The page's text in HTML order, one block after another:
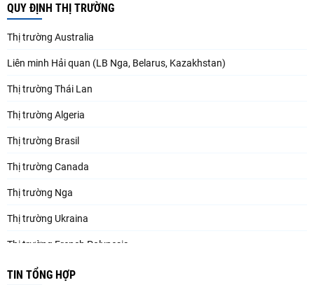
QUY ĐỊNH THỊ TRƯỜNG
Thị trường Australia
Liên minh Hải quan (LB Nga, Belarus, Kazakhstan)
Thị trường Thái Lan
Thị trường Algeria
Thị trường Brasil
Thị trường Canada
Thị trường Nga
Thị trường Ukraina
Thị trường French Polynesia
Thị trường Trung Quốc
TIN TỔNG HỢP